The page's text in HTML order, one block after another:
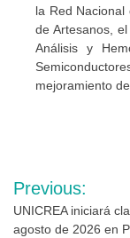
la Red Nacional
de Artesanos,
Análisis y
mejoramiento
de
Previous:
UNICREA iniciará
agosto de 2026 en